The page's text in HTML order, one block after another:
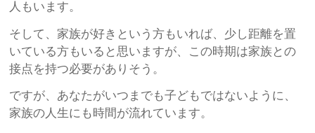
人もいます。
そして、家族が好きという方もいれば、少し距離を置
いている方もいると思いますが、この時期は家族との
接点を持つ必要がありそう。
ですが、あなたがいつまでも子どもではないように、
家族の人生にも時間が流れています。